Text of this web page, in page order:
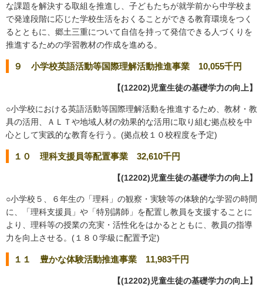
な課題を解決する取組を推進し、子どもたちが就学前から中学校ま
で発達段階に応じた学校生活をおくることができる教育環境をつく
るとともに、郷土三重について自信を持って発信できる人づくりを
推進するための学習教材の作成を進める。
９ 小学校英語活動等国際理解活動推進事業 10,055千円
【(12202)児童生徒の基礎学力の向上】
○小学校における英語活動等国際理解活動を推進するため、教材・教
具の活用、ＡＬＴや地域人材の効果的な活用に取り組む拠点校を中
心として実践的な教育を行う。(拠点校１０校程度を予定)
１０ 理科支援員等配置事業 32,610千円
【(12202)児童生徒の基礎学力の向上】
○小学校５、６年生の「理科」の観察・実験等の体験的な学習の時間
に、「理科支援員」や「特別講師」を配置し教員を支援することに
より、理科等の授業の充実・活性化をはかるとともに、教員の指導
力を向上させる。(１８０学級に配置予定)
１１ 豊かな体験活動推進事業 11,983千円
【(12202)児童生徒の基礎学力の向上】